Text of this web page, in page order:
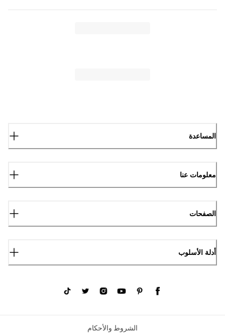
المساعدة
معلومات عنا
الصفحات
أدلة الأسلوب
الشروط والأحكام